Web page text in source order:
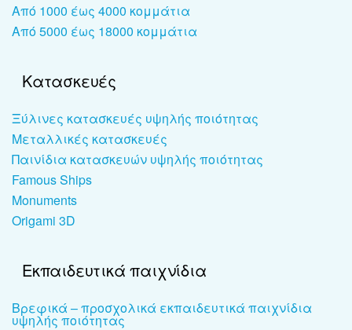
Από 1000 έως 4000 κομμάτια
Από 5000 έως 18000 κομμάτια
Κατασκευές
Ξύλινες κατασκευές υψηλής ποιότητας
Μεταλλικές κατασκευές
Παινίδια κατασκευών υψηλής ποιότητας
Famous Ships
Monuments
Origami 3D
Εκπαιδευτικά παιχνίδια
Βρεφικά – προσχολικά εκπαιδευτικά παιχνίδια
υψηλής ποιότητας